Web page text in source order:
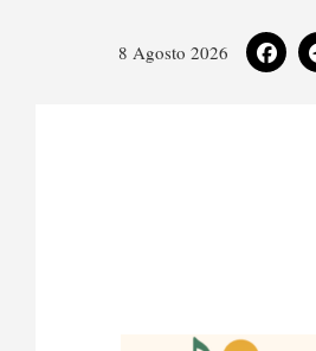
8 Agosto 2026